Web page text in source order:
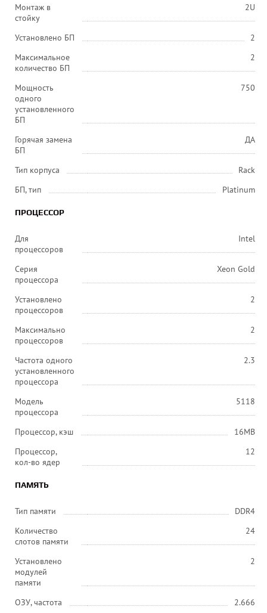
Монтаж в
стойку
2U
Установлено БП
2
Максимальное
количество БП
2
Мощность
одного
установленного
БП
750
Горячая замена
БП
ДА
Тип корпуса
Rack
БП, тип
Platinum
ПРОЦЕССОР
Для
процессоров
Intel
Серия
процессора
Xeon Gold
Установлено
процессоров
2
Максимально
процессоров
2
Частота одного
установленного
процессора
2.3
Модель
процессора
5118
Процессор, кэш
16MB
Процессор,
кол-во ядер
12
ПАМЯТЬ
Тип памяти
DDR4
Количество
слотов памяти
24
Установлено
модулей
памяти
2
ОЗУ, частота 2.666